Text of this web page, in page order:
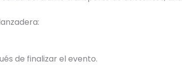
de finalizar el evento.